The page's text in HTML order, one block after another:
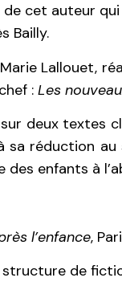
cet auteur
Bailly.
Lallouet,
: Les
deux textes
sa réduction
enfants à
l’enfance,
structure de